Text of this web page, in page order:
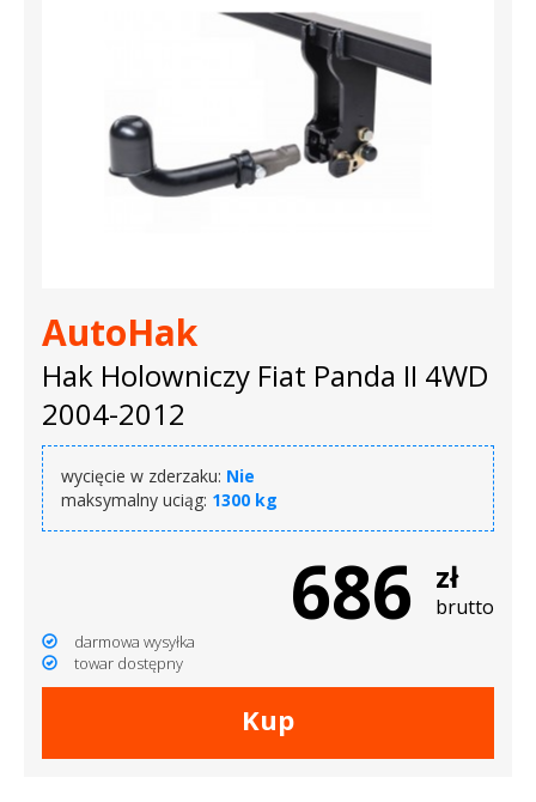
AutoHak
Hak Holowniczy Fiat Panda II 4WD
2004-2012
wycięcie w zderzaku: Nie
maksymalny uciąg: 1300 kg
686 zł
brutto
darmowa wysyłka
towar dostępny
Kup